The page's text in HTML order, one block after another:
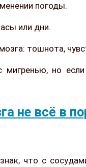
погоды.
или дни.
тошнота,
но
что с